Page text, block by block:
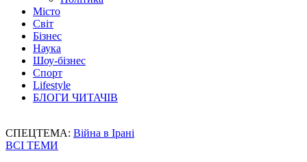
Місто
Світ
Бізнес
Наука
Шоу-бізнес
Спорт
Lifestyle
БЛОГИ ЧИТАЧІВ
СПЕЦТЕМА: Війна в Ірані
ВСІ ТЕМИ